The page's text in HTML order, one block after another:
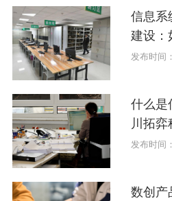
信息系
建设：
据中枢
发布时间
什么是
川拓
化转型
发布时间
数创产